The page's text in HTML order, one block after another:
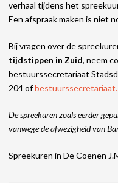
verhaal tijdens het
Een afspraak maken is niet
Bij vragen over de
tijdstippen in Zuid, neem
bestuurssecretariaat
204 of
De spreekuren zoals eerder
vanwege de afwezigheid van
Spreekuren in De Coenen